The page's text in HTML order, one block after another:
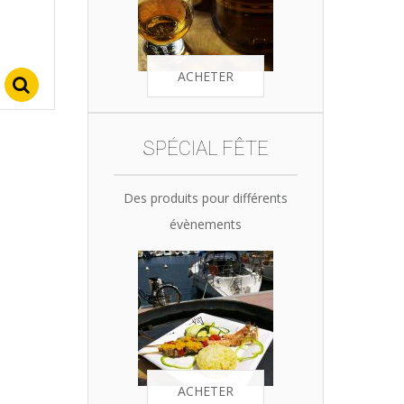
ACHETER
SPÉCIAL FÊTE
Des produits pour différents
évènements
ACHETER